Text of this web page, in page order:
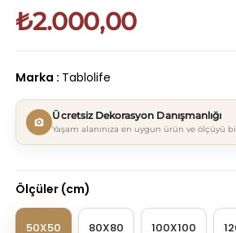
₺2.000,00
Marka : Tablolife
Ücretsiz Dekorasyon Danışmanlığı
Yaşam alanınıza en uygun ürün ve ölçüyü
Ölçüler (cm)
50X50 80X80 100X100